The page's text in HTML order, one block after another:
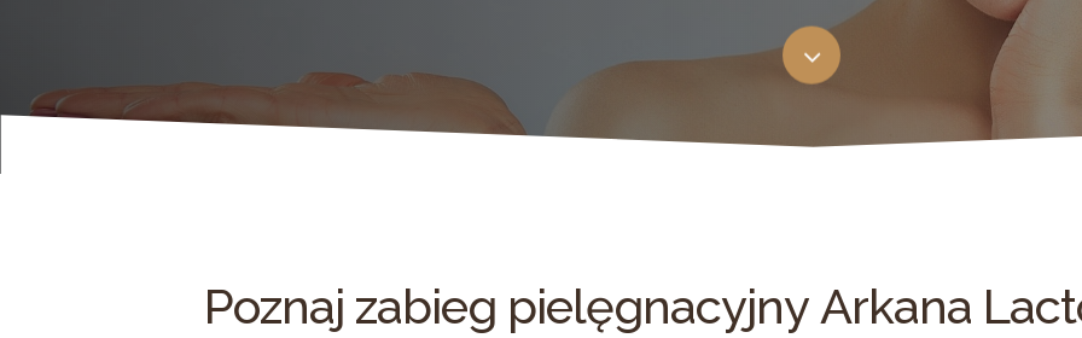
Arkana Lactobionic Therapy
MANDELIC ILI-PEEL
Skóra
Skóra
Skóra
Wiotka
Wiotka
Poznaj zabieg pielęgnacyjny Arkana